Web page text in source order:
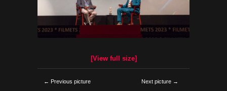
[View full size]
← Previous picture Next picture →